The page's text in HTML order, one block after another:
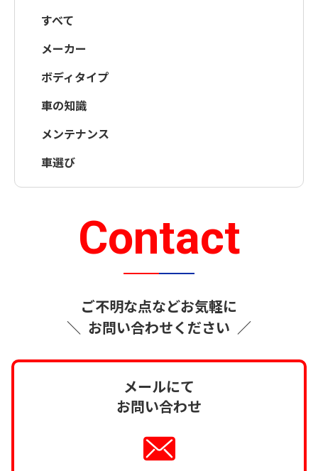
すべて
メーカー
ボディタイプ
車の知識
メンテナンス
車選び
Contact
＼
ご不明な点などお気軽に
お問い合わせください ／
メールにて
お問い合わせ